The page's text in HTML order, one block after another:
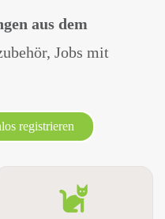
aus dem
Jobs mit
registrieren